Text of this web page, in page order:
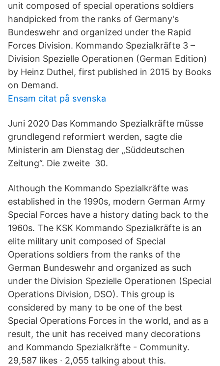
unit composed of special operations soldiers
handpicked from the ranks of Germany's
Bundeswehr and organized under the Rapid
Forces Division. Kommando Spezialkräfte 3 –
Division Spezielle Operationen (German Edition)
by Heinz Duthel, first published in 2015 by Books
on Demand.
Ensam citat på svenska
Juni 2020 Das Kommando Spezialkräfte müsse
grundlegend reformiert werden, sagte die
Ministerin am Dienstag der „Süddeutschen
Zeitung“. Die zweite 30.
Although the Kommando Spezialkräfte was
established in the 1990s, modern German Army
Special Forces have a history dating back to the
1960s. The KSK Kommando Spezialkräfte is an
elite military unit composed of Special
Operations soldiers from the ranks of the
German Bundeswehr and organized as such
under the Division Spezielle Operationen (Special
Operations Division, DSO). This group is
considered by many to be one of the best
Special Operations Forces in the world, and as a
result, the unit has received many decorations
and Kommando Spezialkräfte - Community.
29,587 likes · 2,055 talking about this.